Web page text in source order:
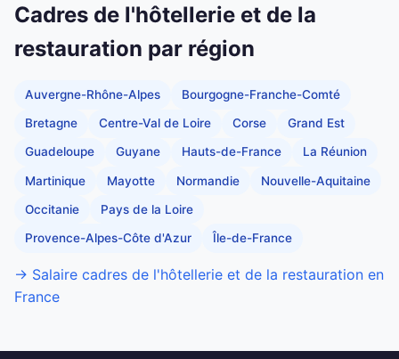
Cadres de l'hôtellerie et de la
restauration par région
Auvergne-Rhône-Alpes Bourgogne-Franche-Comté
Bretagne Centre-Val de Loire Corse Grand Est
Guadeloupe Guyane Hauts-de-France La Réunion
Martinique Mayotte Normandie Nouvelle-Aquitaine
Occitanie Pays de la Loire
Provence-Alpes-Côte d'Azur Île-de-France
→ Salaire cadres de l'hôtellerie et de la restauration en
France